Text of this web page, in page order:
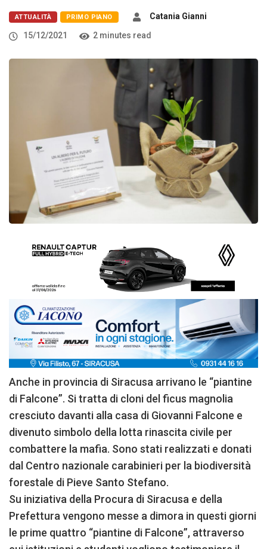
ATTUALITÀ PRIMO PIANO
Catania Gianni
15/12/2021
2 minutes read
Anche in provincia di Siracusa arrivano le “piantine
di Falcone”. Si tratta di cloni del ficus magnolia
cresciuto davanti alla casa di Giovanni Falcone e
divenuto simbolo della lotta rinascita civile per
combattere la mafia. Sono stati realizzati e donati
dal Centro nazionale carabinieri per la biodiversità
forestale di Pieve Santo Stefano.
Su iniziativa della Procura di Siracusa e della
Prefettura vengono messe a dimora in questi giorni
le prime quattro “piantine di Falcone”, attraverso